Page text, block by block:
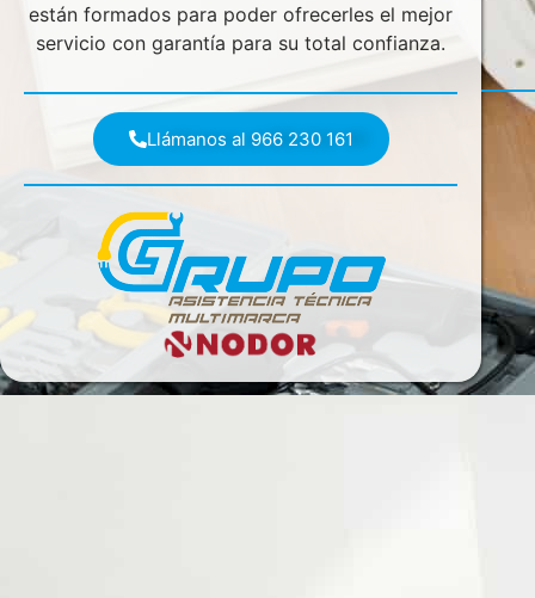
están formados para poder ofrecerles el mejor
servicio con garantía para su total confianza.
Llámanos al 966 230 161